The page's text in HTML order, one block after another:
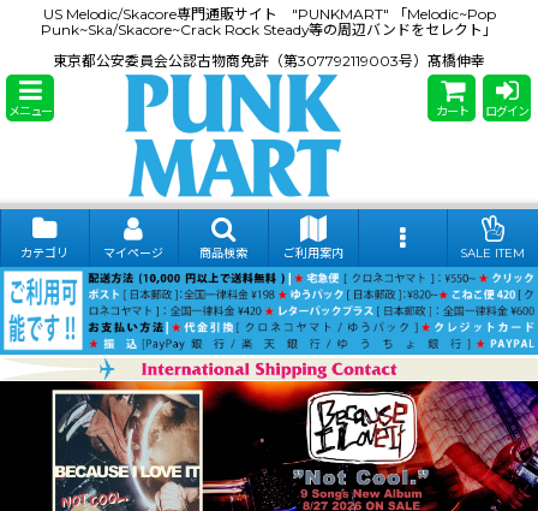
US Melodic/Skacore専門通販サイト "PUNKMART" 「Melodic~Pop
Punk~Ska/Skacore~Crack Rock Steady等の周辺バンドをセレクト」
東京都公安委員会公認古物商免許（第307792119003号）髙橋伸幸
メニュー カート ログイン
カテゴリ マイページ 商品検索 ご利用案内 SALE ITEM